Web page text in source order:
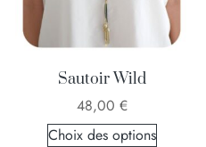
Sautoir Wild
48,00 €
Choix des options